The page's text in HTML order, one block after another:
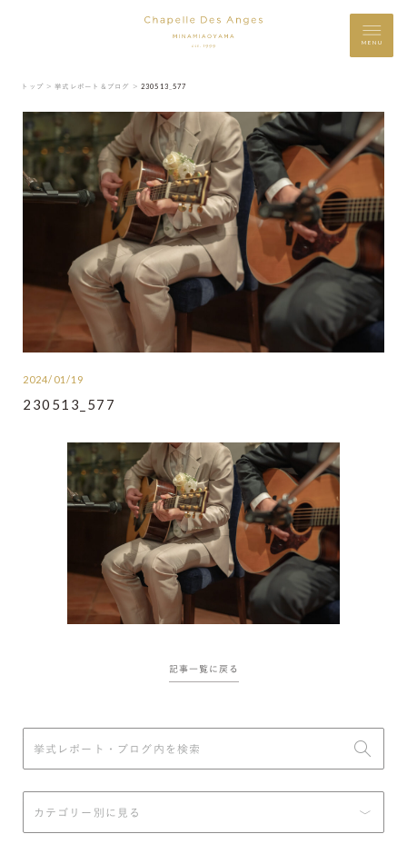
MENU
トップ ＞ 挙式レポート＆ブログ ＞ 230513_577
2024/01/19
230513_577
記事一覧に戻る